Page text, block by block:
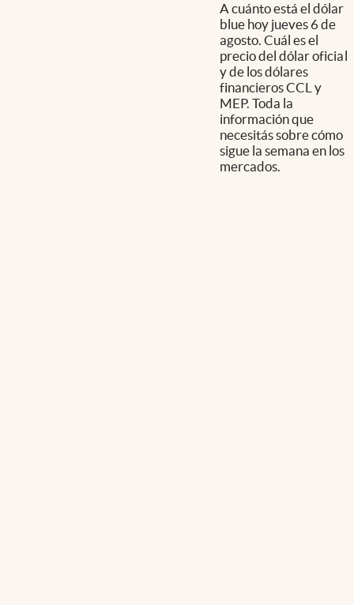
A cuánto está el dólar
blue hoy jueves 6 de
agosto. Cuál es el
precio del dólar oficial
y de los dólares
financieros CCL y
MEP. Toda la
información que
necesitás sobre cómo
sigue la semana en los
mercados.